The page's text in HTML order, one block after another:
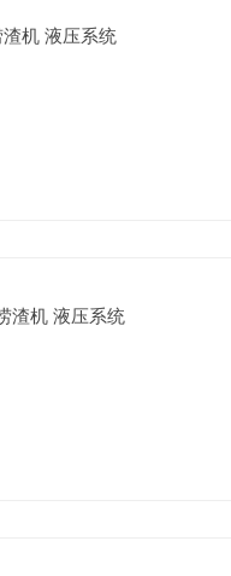
机 液压系统
渣机 液压系统